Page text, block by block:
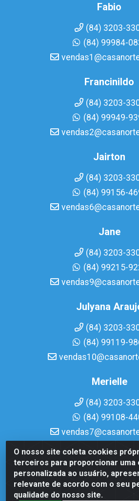
O nosso site coleta cookies
terceiros para proporcionar uma
personalizada ao usuário,
relevante de acordo com o seu
qualidade do nosso site.
Fabio
(84) 3203-
(84) 99984-
Francinildo
(84) 3203-
(84) 99949-
Jairton
(84) 3203-
(84) 99156-
Jane
(84) 3203-
(84) 99215-
Julyana
(84) 3203-
(84) 99119-
Merielle
(84) 3203-
(84) 99108-
Casa Norte LTDA - Av. Interventor
Dix-Sept Rosado, Natal/RN - CEP
08.713.513/0001-51